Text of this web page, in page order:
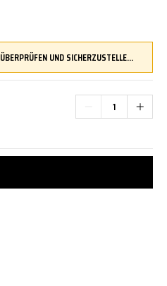
DRÜCKEN SIE AUF DEN BUTTON, UM IHR FAHRZEUG ZU ÜBERPRÜFEN UND SICHERZUSTELLEN, DASS DIESES TEIL KOMPATIBEL IST, BEVOR SIE ES BESTELLEN